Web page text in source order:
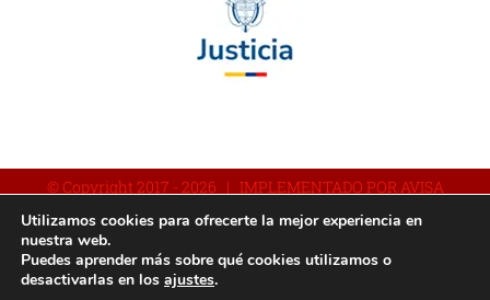
© Copyright 2017 - 2026 | IMPLEMENTADO POR AVISA
FacebookYouTubeInstagram
Utilizamos cookies para ofrecerte la mejor experiencia en
nuestra web.
Puedes aprender más sobre qué cookies utilizamos o
desactivarlas en los ajustes.